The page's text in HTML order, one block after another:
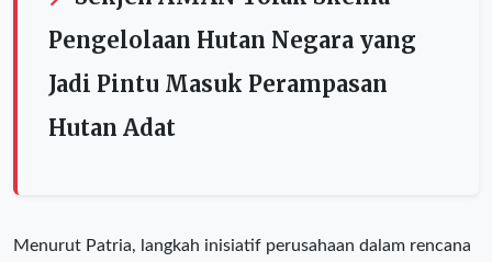
Pengelolaan Hutan Negara yang
Jadi Pintu Masuk Perampasan
Hutan Adat
Menurut Patria, langkah inisiatif perusahaan dalam rencana